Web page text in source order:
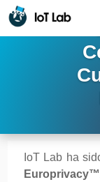
IoT Lab ha